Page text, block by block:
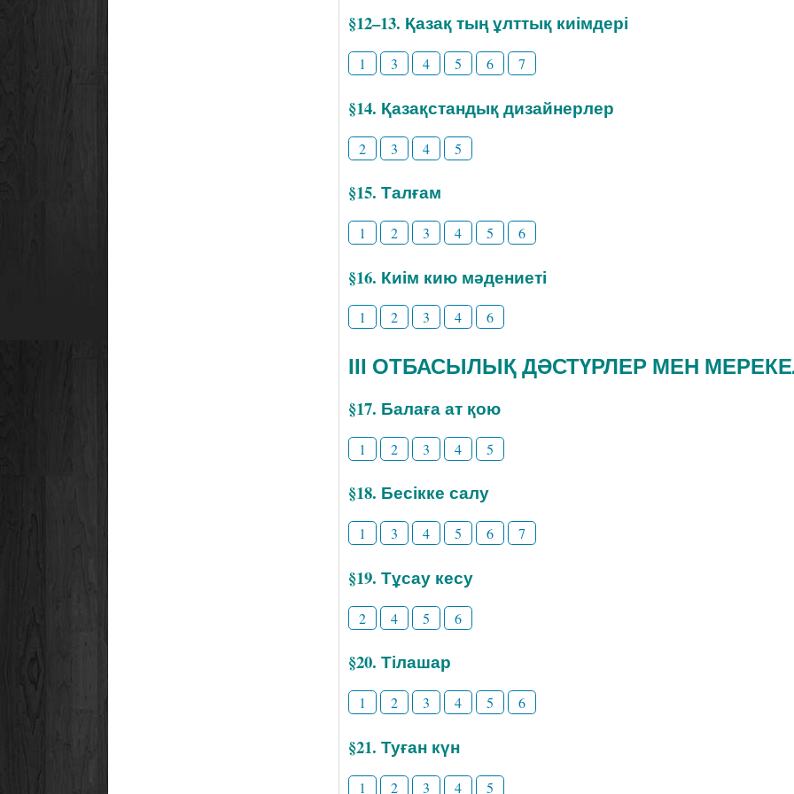
§12–13. Қазақ тың ұлттық киімдері
1 3 4 5 6 7
§14. Қазақстандық дизайнерлер
2 3 4 5
§15. Талғам
1 2 3 4 5 6
§16. Киім кию мәдениеті
1 2 3 4 6
ІІІ ОТБАСЫЛЫҚ ДӘСТҮРЛЕР МЕН
§17. Балаға ат қою
1 2 3 4 5
§18. Бесікке салу
1 3 4 5 6 7
§19. Тұсау кесу
2 4 5 6
§20. Тілашар
1 2 3 4 5 6
§21. Туған күн
1 2 3 4 5